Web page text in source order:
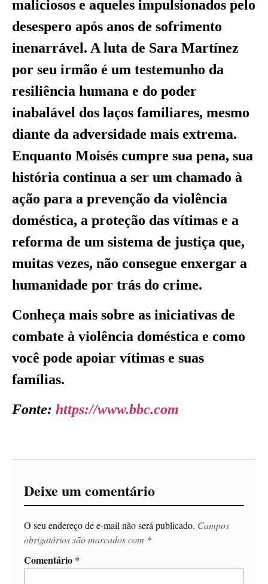
maliciosos e aqueles impulsionados pelo
desespero após anos de sofrimento
inenarrável. A luta de Sara Martínez
por seu irmão é um testemunho da
resiliência humana e do poder
inabalável dos laços familiares, mesmo
diante da adversidade mais extrema.
Enquanto Moisés cumpre sua pena, sua
história continua a ser um chamado à
ação para a prevenção da violência
doméstica, a proteção das vítimas e a
reforma de um sistema de justiça que,
muitas vezes, não consegue enxergar a
humanidade por trás do crime.
Conheça mais sobre as iniciativas de
combate à violência doméstica e como
você pode apoiar vítimas e suas
famílias.
Fonte: https://www.bbc.com
Deixe um comentário
O seu endereço de e-mail não será publicado. Campos
obrigatórios são marcados com *
Comentário *